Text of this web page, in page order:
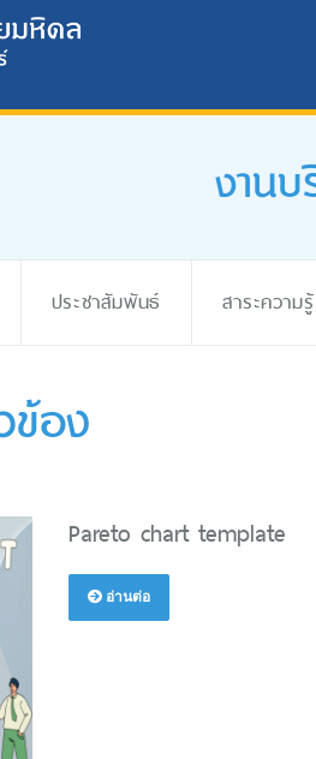
งาน
ประชาสัมพันธ์ สาระความรู้
ข้อง
Pareto chart template
อ่านต่อ